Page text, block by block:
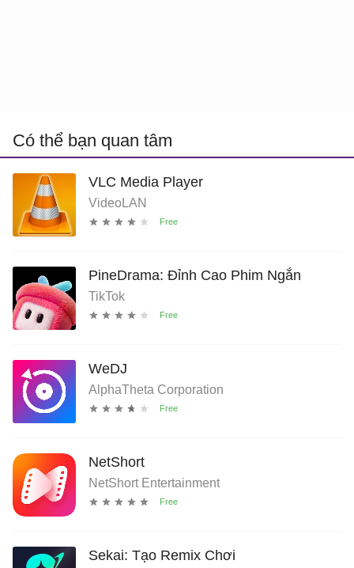
Có thể bạn quan tâm
VLC Media Player
VideoLAN
PineDrama: Đỉnh Cao Phim Ngắn
TikTok
WeDJ
AlphaTheta Corporation
NetShort
NetShort Entertainment
Sekai: Tạo Remix Chơi